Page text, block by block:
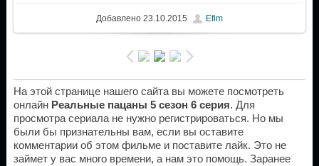
Добавлено23.10.2015 Efim
На этой странице нашего сайта вы можете посмотреть
онлайн Реальные пацаны 5 сезон 6 серия. Для
просмотра сериала не нужно регистрироваться. Но мы
были бы признательны вам, если вы оставите
комментарии об этом фильме и поставите лайк. Это не
займет у вас много времени, а нам это помощь. Заранее